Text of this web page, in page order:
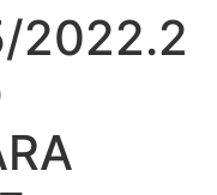
2022.2